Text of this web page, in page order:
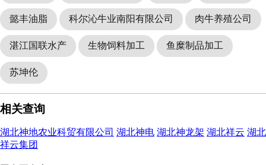
懿丰油脂 科尔沁牛业南阳有限公司 肉牛养殖公司
湛江国联水产 生物饲料加工 鱼糜制品加工
苏坤伦
相关查询
湖北神地农业科贸有限公司 湖北神电 湖北神龙架 湖北祥云 湖北
祥云集团